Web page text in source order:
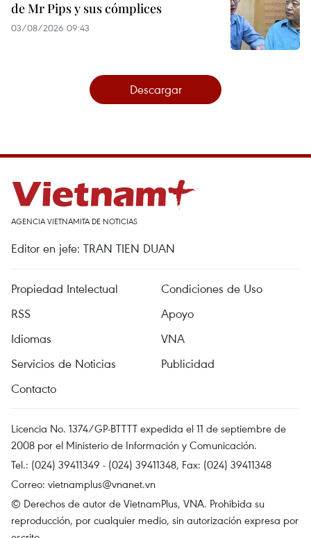
de Mr Pips y sus cómplices
03/08/2026 09:43
Descargar
AGENCIA VIETNAMITA DE NOTICIAS
Editor en jefe: TRAN TIEN DUAN
Propiedad Intelectual
Condiciones de Uso
RSS
Apoyo
Idiomas
VNA
Servicios de Noticias
Publicidad
Contacto
Licencia No. 1374/GP-BTTTT expedida el 11 de septiembre de
2008 por el Ministerio de Información y Comunicación.
Tel.: (024) 39411349 - (024) 39411348, Fax: (024) 39411348
Correo: vietnamplus@vnanet.vn
© Derechos de autor de VietnamPlus, VNA. Prohibida su
reproducción, por cualquier medio, sin autorización expresa por